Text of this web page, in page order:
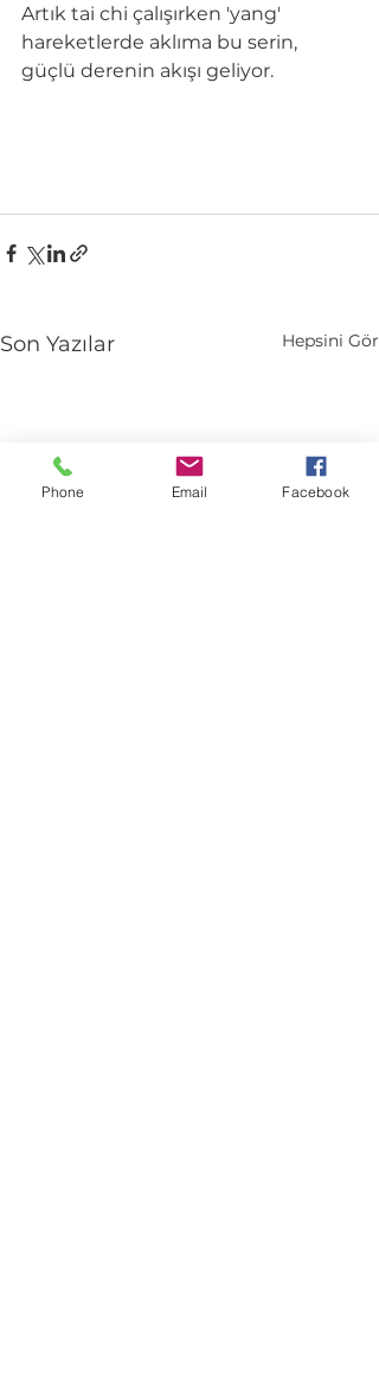
Artık tai chi çalışırken 'yang'
hareketlerde aklıma bu serin,
güçlü derenin akışı geliyor.
Son Yazılar Hepsini Gör
Phone Email Facebook